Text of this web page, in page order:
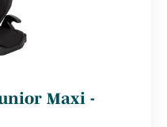
Maxi -